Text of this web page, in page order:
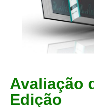
Avaliação
Edição